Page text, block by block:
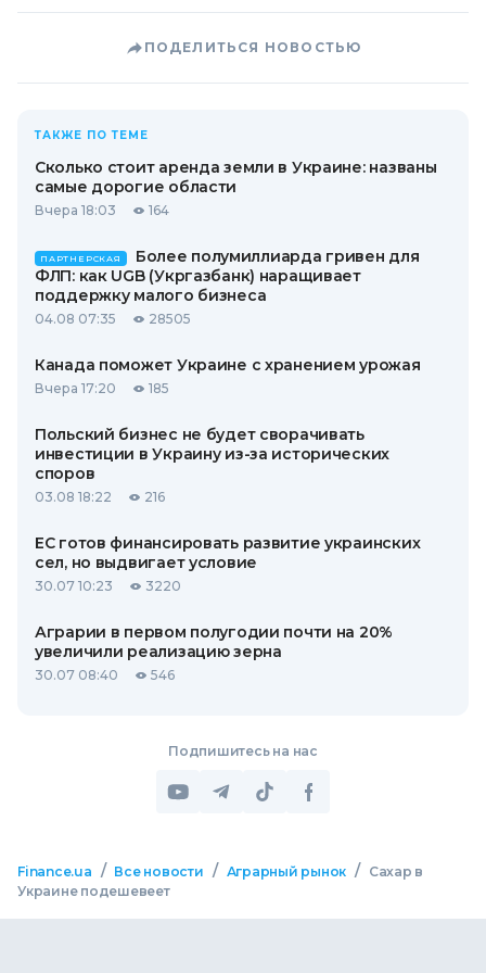
ПОДЕЛИТЬСЯ НОВОСТЬЮ
ТАКЖЕ ПО ТЕМЕ
Сколько стоит аренда земли в Украине: названы
самые дорогие области
Вчера 18:03 164
ПАРТНЕРСКАЯ
Более полумиллиарда гривен для
ФЛП: как UGB (Укргазбанк) наращивает
поддержку малого бизнеса
04.08 07:35 28505
Канада поможет Украине с хранением урожая
Вчера 17:20 185
Польский бизнес не будет сворачивать
инвестиции в Украину из-за исторических
споров
03.08 18:22 216
ЕС готов финансировать развитие украинских
сел, но выдвигает условие
30.07 10:23 3220
Аграрии в первом полугодии почти на 20%
увеличили реализацию зерна
30.07 08:40 546
Подпишитесь на нас
Finance.ua / Все новости / Аграрный рынок /
Сахар в
Украине подешевеет